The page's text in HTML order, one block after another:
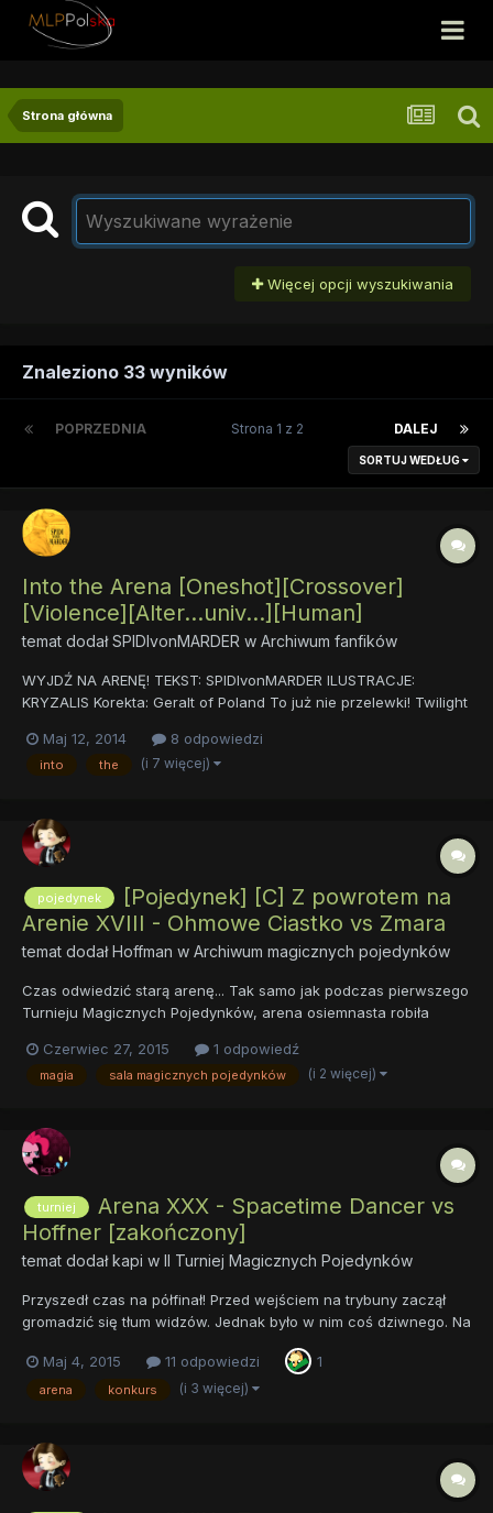
Strona główna
Więcej opcji wyszukiwania
Znaleziono 33 wyników
POPRZEDNIA DALEJ
Strona 1 z 2
SORTUJ WEDŁUG
Into the Arena [Oneshot][Crossover]
[Violence][Alter...univ...][Human]
temat dodałSPIDIvonMARDER w Archiwum fanfików
WYJDŹ NA ARENĘ! TEKST: SPIDIvonMARDER ILUSTRACJE:
KRYZALIS Korekta: Geralt of Poland To już nie przelewki! Twilight
nieskalanym sercu... została zmuszona do schowania dumy do
kieszeni i stanięcia w szranki w ramach najbardziej podłe...
Maj 12, 2014 8 odpowiedzi
into the (i 7 więcej)
pojedynek
[Pojedynek] [C] Z powrotem na
Arenie XVIII - Ohmowe Ciastko vs Zmara
temat dodałHoffman w Archiwum magicznych pojedynków
Czas odwiedzić starą arenę... Tak samo jak podczas pierwszego
Turnieju Magicznych Pojedynków, arena osiemnasta robiła
czas zdążył już zostawić na jej ścianach kilka szram. Na całe
szczęście, okazał się litościwy dla dekoracji...
Czerwiec 27, 2015 1 odpowiedź
magia sala magicznych pojedynków (i 2 więcej)
turniej
Arena XXX - Spacetime Dancer vs
Hoffner [zakończony]
temat dodałkapi w II Turniej Magicznych Pojedynków
Przyszedł czas na półfinał! Przed wejściem na trybuny zaczął
gromadzić się tłum widzów. Jednak było w nim coś dziwnego. Na
tylko magów, ale także i uczonych. Każdy z nich okazywał
ochronie specjalne zaproszen...
Maj 4, 2015 11 odpowiedzi 1
arena konkurs (i 3 więcej)